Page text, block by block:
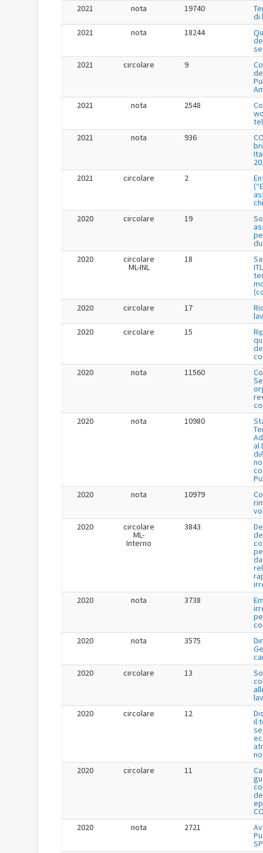
2021
nota 19740
di
2021
nota 18244
2021
circolare 9
2021
nota 2548
2021
nota 936
2021
circolare 2
2020
circolare 19
2020
circolare
ML-INL
18
2020
circolare 17
2020
circolare 15
2020
nota 11560
2020
nota 10980
al
2020
nota 10979
2020
circolare
ML-
Interno
3843
2020
nota 3738
2020
nota 3575
2020
circolare 13
2020
circolare 12
il
2020
circolare 11
2020
nota 2721